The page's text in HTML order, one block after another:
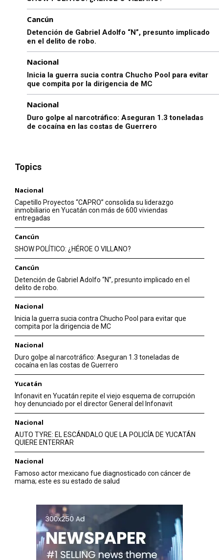
Cancún
Detención de Gabriel Adolfo “N”, presunto implicado
en el delito de robo.
Nacional
Inicia la guerra sucia contra Chucho Pool para evitar
que compita por la dirigencia de MC
Nacional
Duro golpe al narcotráfico: Aseguran 1.3 toneladas
de cocaína en las costas de Guerrero
Topics
Nacional
Capetillo Proyectos “CAPRO” consolida su liderazgo
inmobiliario en Yucatán con más de 600 viviendas
entregadas
Cancún
SHOW POLÍTICO: ¿HÉROE O VILLANO?
Cancún
Detención de Gabriel Adolfo “N”, presunto implicado en el
delito de robo.
Nacional
Inicia la guerra sucia contra Chucho Pool para evitar que
compita por la dirigencia de MC
Nacional
Duro golpe al narcotráfico: Aseguran 1.3 toneladas de
cocaína en las costas de Guerrero
Yucatán
Infonavit en Yucatán repite el viejo esquema de corrupción
hoy denunciado por el director General del Infonavit
Nacional
AUTO TYRE: EL ESCÁNDALO QUE LA POLICÍA DE YUCATÁN
QUIERE ENTERRAR
Nacional
Famoso actor mexicano fue diagnosticado con cáncer de
mama; este es su estado de salud